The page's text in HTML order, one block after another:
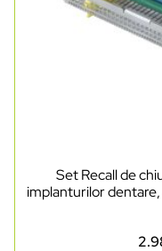
Set Recall de
implanturilor